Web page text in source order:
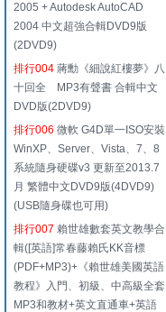
2005 + Autodesk AutoCAD
2004 中文超強合輯DVD9版
(2DVD9)
排行004 蔣勳《細說紅樓夢》八
十回全 MP3有聲書 合輯中文
DVD版(2DVD9)
排行006 微軟 G4D單一ISO安裝
WinXP、Server、Vista、7、8
系統隨身硬碟v3 更新至2013.7
月 繁體中文DVD9版(4DVD9)
(USB隨身碟也可用)
排行007 賴世雄數套英文教學合
輯([英語]常春藤賴氏KK音標
(PDF+MP3)+《賴世雄美國英語
教程》入門、初級、中高級全套
MP3和教材+英文直通車+英語